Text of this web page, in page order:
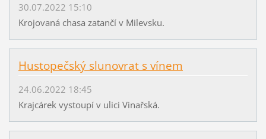
30.07.2022 15:10
Krojovaná chasa zatančí v Milevsku.
Hustopečský slunovrat s vínem
24.06.2022 18:45
Krajcárek vystoupí v ulici Vinařská.